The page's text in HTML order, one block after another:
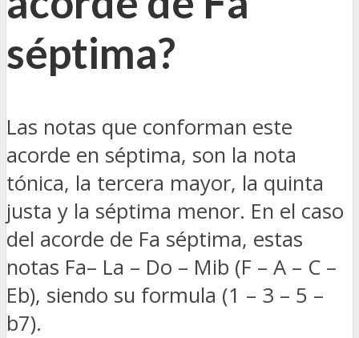
séptima?
Las notas que conforman este
acorde en séptima, son la nota
tónica, la tercera mayor, la quinta
justa y la séptima menor. En el caso
del acorde de Fa séptima, estas
notas Fa– La – Do – Mib (F – A – C –
Eb), siendo su formula (1 – 3 – 5 –
b7).